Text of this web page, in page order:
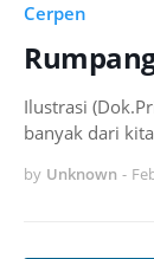
Cerpen
Ilustrasi
banyak dari
by Unknown -